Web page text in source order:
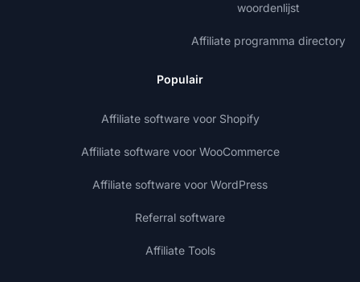
woordenlijst
Affiliate programma directory
Populair
Affiliate software voor Shopify
Affiliate software voor WooCommerce
Affiliate software voor WordPress
Referral software
Affiliate Tools